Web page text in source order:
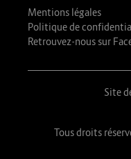
Mentions légales
Politique de
Retrouvez-nous sur
Site
Tous droits